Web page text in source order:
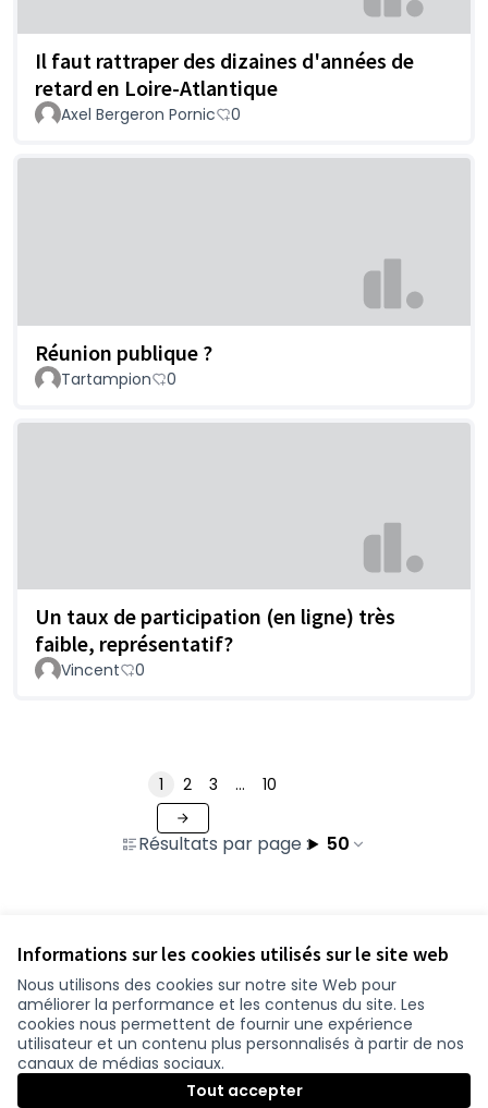
Informations sur les cookies utilisés sur le site web
Nous utilisons des cookies sur notre site Web pour
améliorer la performance et les contenus du site. Les
cookies nous permettent de fournir une expérience
utilisateur et un contenu plus personnalisés à partir de nos
canaux de médias sociaux.
Tout accepter
Il faut rattraper des dizaines d'années de
retard en Loire-Atlantique
Axel Bergeron Pornic 0
Réunion publique ?
Tartampion 0
Un taux de participation (en ligne) très
faible, représentatif?
Vincent 0
Résultats par page : 50
1 2 3 … 10
Conditions d'utilisation
Paramètres des cookies
participer.loire-atlantique.fr sur Facebook
(Nouvelle fenêtre)
participer.loire-atlantique.fr sur Instagram
(Nouvelle fenêtre)
participer.loire-atlantique.fr sur YouTube
(Nouvelle fenêtre)